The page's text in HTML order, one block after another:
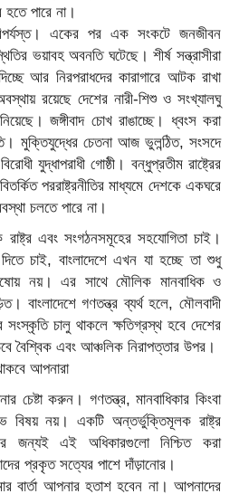
হতে পারে না।
একের পর এক সংকটে জনজীবন
ভয়াবহ অবনতি ঘটেছে। শীর্ষ সন্ত্রাসীরা
আর নিরপরাধদের কারাগারে আটক রাখা
রয়েছে দেশের নারী-শিশু ও সংখ্যালঘু
জঙ্গীবাদ চোখ রাঙাচ্ছে। ধ্বংস করা
মুক্তিযুদ্ধের চেতনা আজ ভুলন্ঠিত, সংসদে
যুদ্ধাপরাধী গোষ্ঠী। বন্ধুপ্রতীম রাষ্ট্রের
পররাষ্ট্রনীতির মাধ্যমে দেশকে একঘরে
চলতে পারে না।
এবং সংগঠনসমূহের সহযোগিতা চাই।
চাই, বাংলাদেশে এখন যা হচ্ছে তা শুধু
নয়। এর সাথে মৌলিক মানবাধিক ও
বাংলাদেশে গণতন্ত্র ব্যর্থ হলে, মৌলবাদী
সংস্কৃতি চালু থাকলে ক্ষতিগ্রস্থ হবে দেশের
বৈশ্বিক এবং আঞ্চলিক নিরাপত্তার উপর।
আপনারা
চেষ্টা করুন। গণতন্ত্র, মানবাধিকার কিংবা
বিষয় নয়। একটি অন্তর্ভুক্তিমূলক রাষ্ট্র
জন্যই এই অধিকারগুলো নিশ্চিত করা
প্রকৃত সত্যের পাশে দাঁড়ানোর।
বার্তা আপনার হতাশ হবেন না। আপনাদের